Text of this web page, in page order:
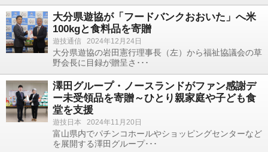
大分県遊協が「フードバンクおおいた」へ米
100kgと食料品を寄贈
遊技通信 2024年12月24日
大分県遊協の岩田憲行理事長（左）から福祉協議会の草
野会長に目録が贈呈さ･･･
澤田グループ・ノースランドがファン感謝デ
ー未受領品を寄贈～ひとり親家庭や子ども食
堂を支援
遊技日本 2024年11月20日
富山県内でパチンコホールやショッピングセンターなど
を展開する澤田グループ･･･